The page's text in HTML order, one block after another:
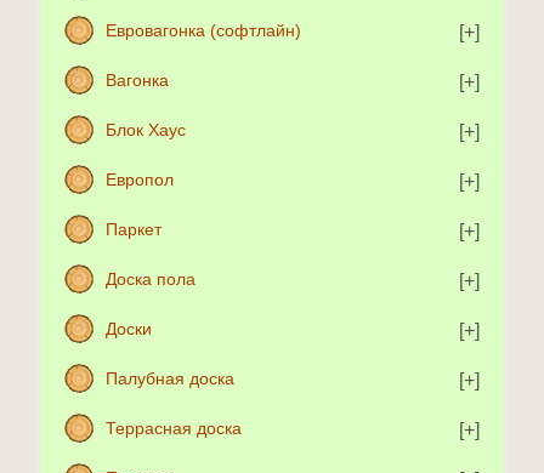
Евровагонка (софтлайн)
Вагонка
Блок Хаус
Европол
Паркет
Доска пола
Доски
Палубная доска
Террасная доска